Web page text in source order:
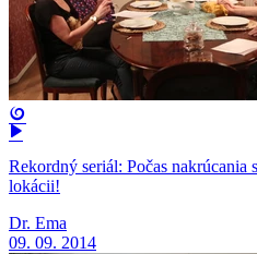
Rekordný seriál: Počas
lokácii!
Dr. Ema
09. 09. 2014